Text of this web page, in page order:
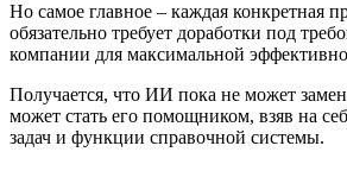
Но самое главное – каждая конкретная
обязательно требует доработки под
компании для максимальной
Получается, что ИИ пока не может
может стать его помощником, взяв на
задач и функции справочной системы.